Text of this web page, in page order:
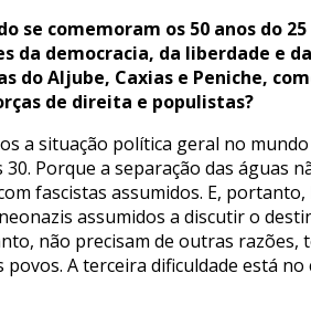
se comemoram os 50 anos do
da democracia, da liberdade e
do Aljube, Caxias e Peniche,
de direita e populistas?
a situação política geral no
Porque a separação das águas
fascistas assumidos. E,
assumidos a discutir o
não precisam de outras
A terceira dificuldade está